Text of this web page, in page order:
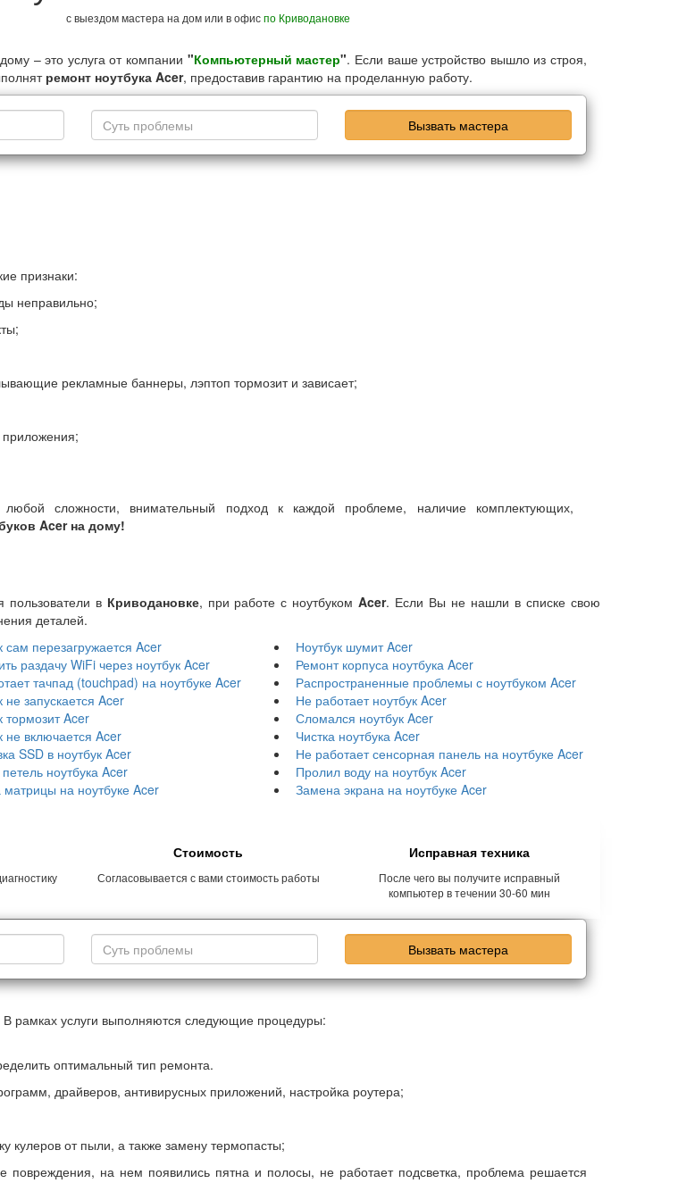
с выездом мастера на дом или в офиспо Криводановке
– это услуга от компании "Компьютерный мастер". Если ваше устройство вышло из строя,
ремонт ноутбука Acer, предоставив гарантию на проделанную работу.
Вызвать мастера
признаки:
неправильно;
рекламные баннеры, лэптоп тормозит и зависает;
приложения;
сложности, внимательный подход к каждой проблеме, наличие комплектующих,
Acer на дому!
в Криводановке, при работе с ноутбукомAcer. Если Вы не нашли в списке свою
деталей.
сам перезагружается Acer
Ноутбук шумит Acer
раздачу WiFi через ноутбук Acer
Ремонт корпуса ноутбука Acer
тачпад (touchpad) на ноутбуке Acer
Распространенные проблемы с ноутбуком Acer
не запускается Acer
Не работает ноутбук Acer
тормозит Acer
Сломался ноутбук Acer
не включается Acer
Чистка ноутбука Acer
SSD в ноутбук Acer
Не работает сенсорная панель на ноутбуке Acer
ноутбука Acer
Пролил воду на ноутбук Acer
на ноутбуке Acer
Замена экрана на ноутбуке Acer
Стоимость
Согласовывается с вами стоимость работы
Исправная техника
После чего вы получите исправный
компьютер в течении 30-60 мин
Вызвать мастера
рамках услуги выполняются следующие процедуры:
оптимальный тип ремонта.
драйверов, антивирусных приложений, настройка роутера;
кулеров от пыли, а также замену термопасты;
на нем появились пятна и полосы, не работает подсветка, проблема решается